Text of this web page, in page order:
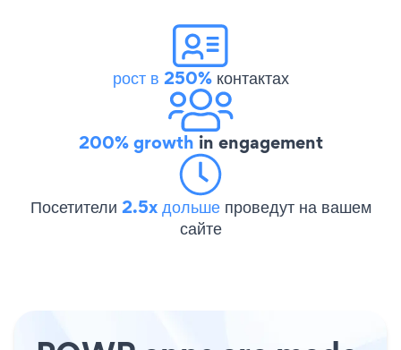
рост в 250%контактах
200% growth in engagement
Посетители 2.5x дольше проведут на вашем
сайте